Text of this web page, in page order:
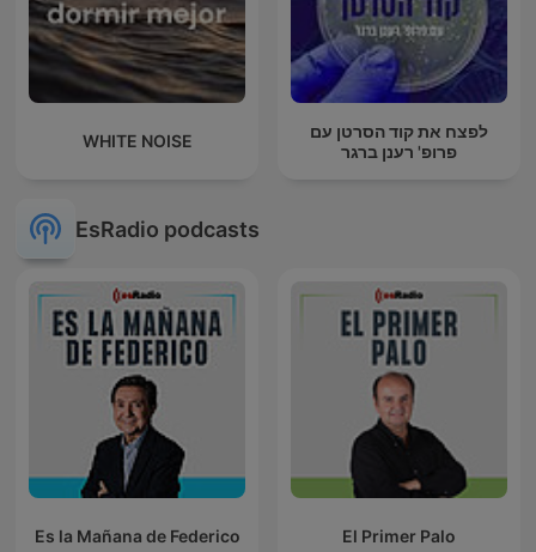
WHITE NOISE
לפצח את קוד הסרטן עם
פרופ' רענן ברגר
EsRadio podcasts
Es la Mañana de Federico El Primer Palo